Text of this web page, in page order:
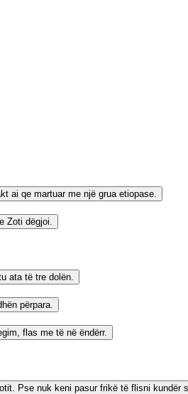
ai qe martuar me një grua etiopase.
Zoti dëgjoi.
ata të tre dolën.
përpara.
flas me të në ëndërr.
Pse nuk keni pasur frikë të flisni kundër